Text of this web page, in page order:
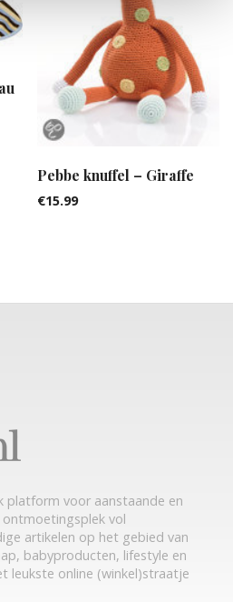
Pebbe knuffel – Giraffe
€15.99
platform voor aanstaande en
ontmoetingsplek vol
artikelen op het gebied van
babyproducten, lifestyle en
leukste online (winkel)straatje